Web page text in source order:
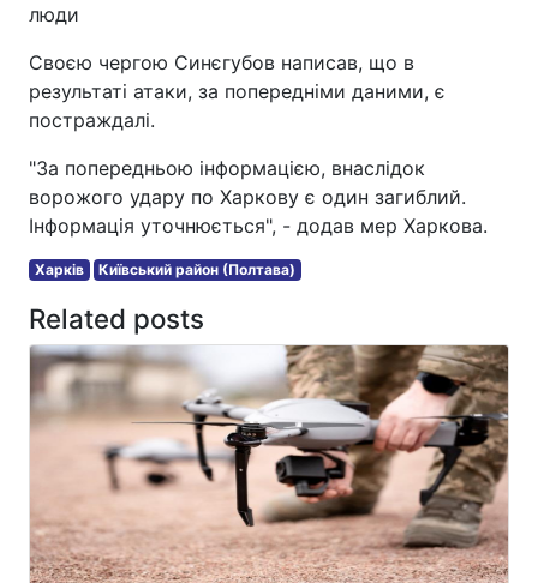
люди
Своєю чергою Синєгубов написав, що в
результаті атаки, за попередніми даними, є
постраждалі.
"За попередньою інформацією, внаслідок
ворожого удару по Харкову є один загиблий.
Інформація уточнюється", - додав мер Харкова.
Харків Київський район (Полтава)
Related posts